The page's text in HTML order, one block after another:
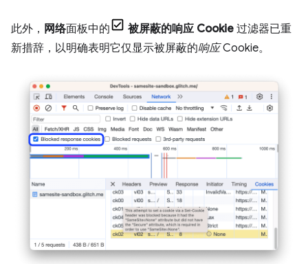
此外， 网络面板中的 被屏蔽的响应 Cookie 过滤器已重
新措辞，以明确表明它仅显示被屏蔽的响应Cookie。